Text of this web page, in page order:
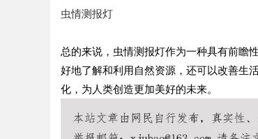
虫情测报灯
总的来说，虫情测报灯作为一种具有前瞻
好地了解和利用自然资源，还可以改善生
化，为人类创造更加美好的未来。